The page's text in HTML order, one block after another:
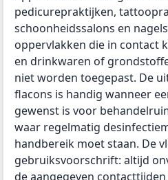
pedicurepraktijken,
schoonheidssalons en
oppervlakken die in contact
en drinkwaren of
niet worden toegepast. De
flacons is handig wanneer
gewenst is voor
waar regelmatig
handbereik moet staan. De
gebruiksvoorschrift: altijd
de aangegeven